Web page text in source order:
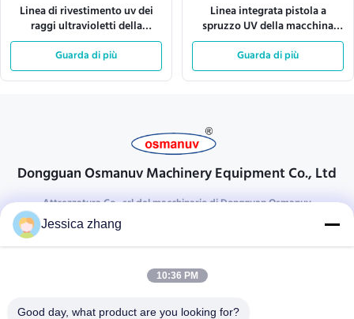
Linea di rivestimento uv dei
raggi ultravioletti della
macchina della vernice
ISO9001 L10000mm
Guarda di più
Linea integrata pistola a
spruzzo UV della macchina
ricoprente 1500mm 380VAC
del bordo
Guarda di più
Dongguan Osmanuv Machinery Equipment Co., Ltd
Attrezzatura Co., srl del macchinario di Dongguan Osmanuv
Prendi contatto
28 il secondo industriale, chong Wei, Wanjiang, DongGuan,
86-769 -88125248
Jessica zhang
10:36 PM
Good day, what product are you looking for?